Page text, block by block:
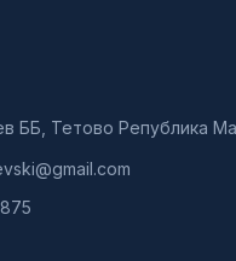
ББ, Тетово Република